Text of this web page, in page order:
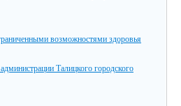
возможностями здоровья
Талицкого городского